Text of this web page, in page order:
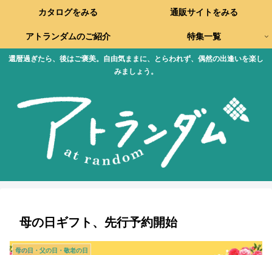
還暦過ぎたら、後はご褒美。自由気ままに、とらわれず、偶然の出逢いを楽し
みましょう。
カタログをみる 通販サイトをみる
アトランダムのご紹介 特集一覧
母の日ギフト、先行予約開始
母の日・父の日・敬老の日